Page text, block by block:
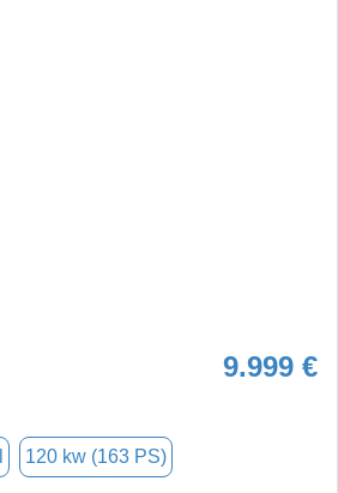
9.999 €
120 kw (163 PS)